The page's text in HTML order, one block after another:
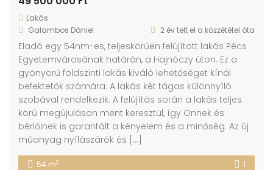
Lakás
Galambos Dániel
2 év telt el a közzététel óta
Eladó egy 54nm-es, teljeskörűen felújított lakás Pécs
Egyetemvárosának határán, a Hajnóczy úton. Ez a
gyönyörű földszinti lakás kiváló lehetőséget kínál
befektetők számára. A lakás két tágas különnyíló
szobával rendelkezik. A felújítás során a lakás teljes
körű megújuláson ment keresztül, így Önnek és
bérlőinek is garantált a kényelem és a minőség. Az új
műanyag nyílászárók és […]
54 m2 1